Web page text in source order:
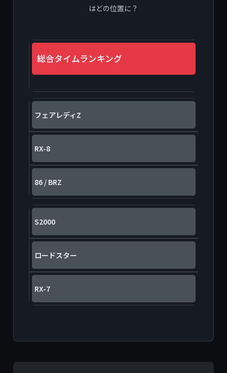
はどの位置に？
総合タイムランキング
フェアレディZ
RX-8
86 / BRZ
S2000
ロードスター
RX-7